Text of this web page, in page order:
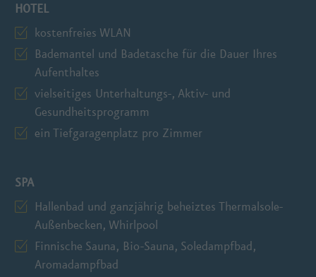
HOTEL
kostenfreies WLAN
Bademantel und Badetasche für die Dauer Ihres
Aufenthaltes
vielseitiges Unterhaltungs-, Aktiv- und
Gesundheitsprogramm
ein Tiefgaragenplatz pro Zimmer
SPA
Hallenbad und ganzjährig beheiztes Thermalsole-
Außenbecken, Whirlpool
Finnische Sauna, Bio-Sauna, Soledampfbad,
Aromadampfbad